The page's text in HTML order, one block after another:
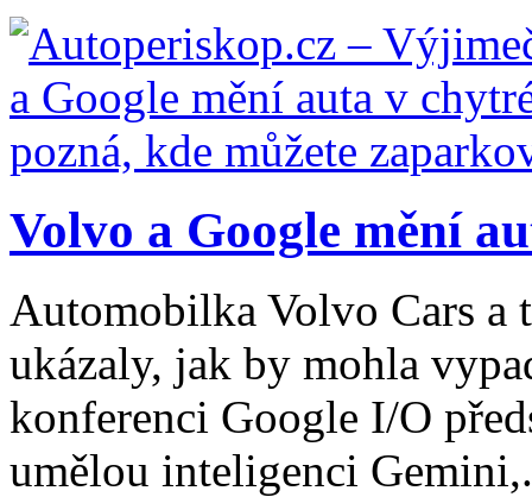
Volvo a Google mění
Automobilka Volvo Cars a
ukázaly, jak by mohla
konferenci Google I/O
umělou inteligenci